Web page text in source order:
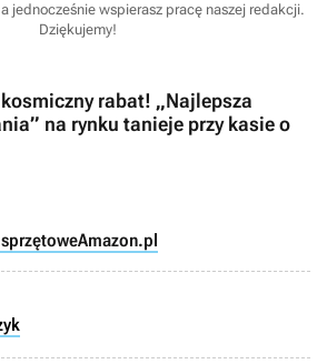
jednocześnie wspierasz pracę naszej redakcji.
Dziękujemy!
kosmiczny rabat! „Najlepsza
na rynku tanieje przy kasie o
Amazon.pl